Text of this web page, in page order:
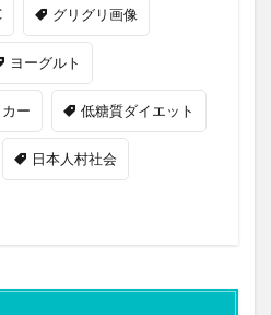
グリグリ画像
ヨーグルト
ー 低糖質ダイエット
日本人村社会